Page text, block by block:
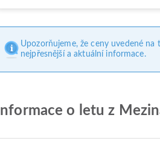
Upozorňujeme, že ceny uvedené
nejpřesnější a aktuální informace.
Informace o letu z